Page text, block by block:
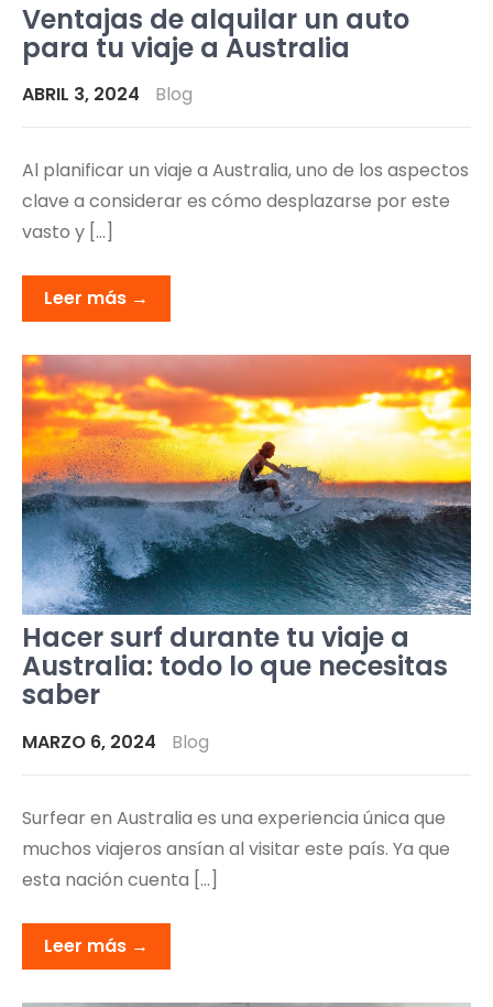
Ventajas de alquilar un auto
para tu viaje a Australia
ABRIL 3, 2024 Blog
Al planificar un viaje a Australia, uno de los aspectos
clave a considerar es cómo desplazarse por este
vasto y […]
Leer más →
Hacer surf durante tu viaje a
Australia: todo lo que necesitas
saber
MARZO 6, 2024 Blog
Surfear en Australia es una experiencia única que
muchos viajeros ansían al visitar este país. Ya que
esta nación cuenta […]
Leer más →